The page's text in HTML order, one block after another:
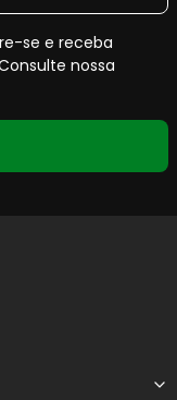
se e receba
nossa